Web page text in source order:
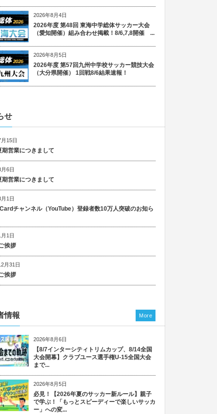
2026年8月4日
2026年度 第48回 東海中学総体サッカー大会
（愛知開催）組み合わせ掲載！8/6,7,8開催 ...
2026年8月5日
2026年度 第57回九州中学校サッカー競技大会
（大分県開催） 1回戦8/6結果速報！
せ
15日
期営業につきまして
6日
期営業につきまして
1日
チャンネル（YouTube）登録者数10万人突破のお知ら
1日
挨拶
月31日
挨拶
情報
2026年8月6日
【8/7インターシティトリムカップ、8/14全国
大会開幕】クラブユース選手権U-15全国大会
まで...
2026年8月5日
必見！【2026年夏のサッカー新ルール】親子
で学ぶ！「もっとスピーディーで楽しいサッカ
ー」への変...
More